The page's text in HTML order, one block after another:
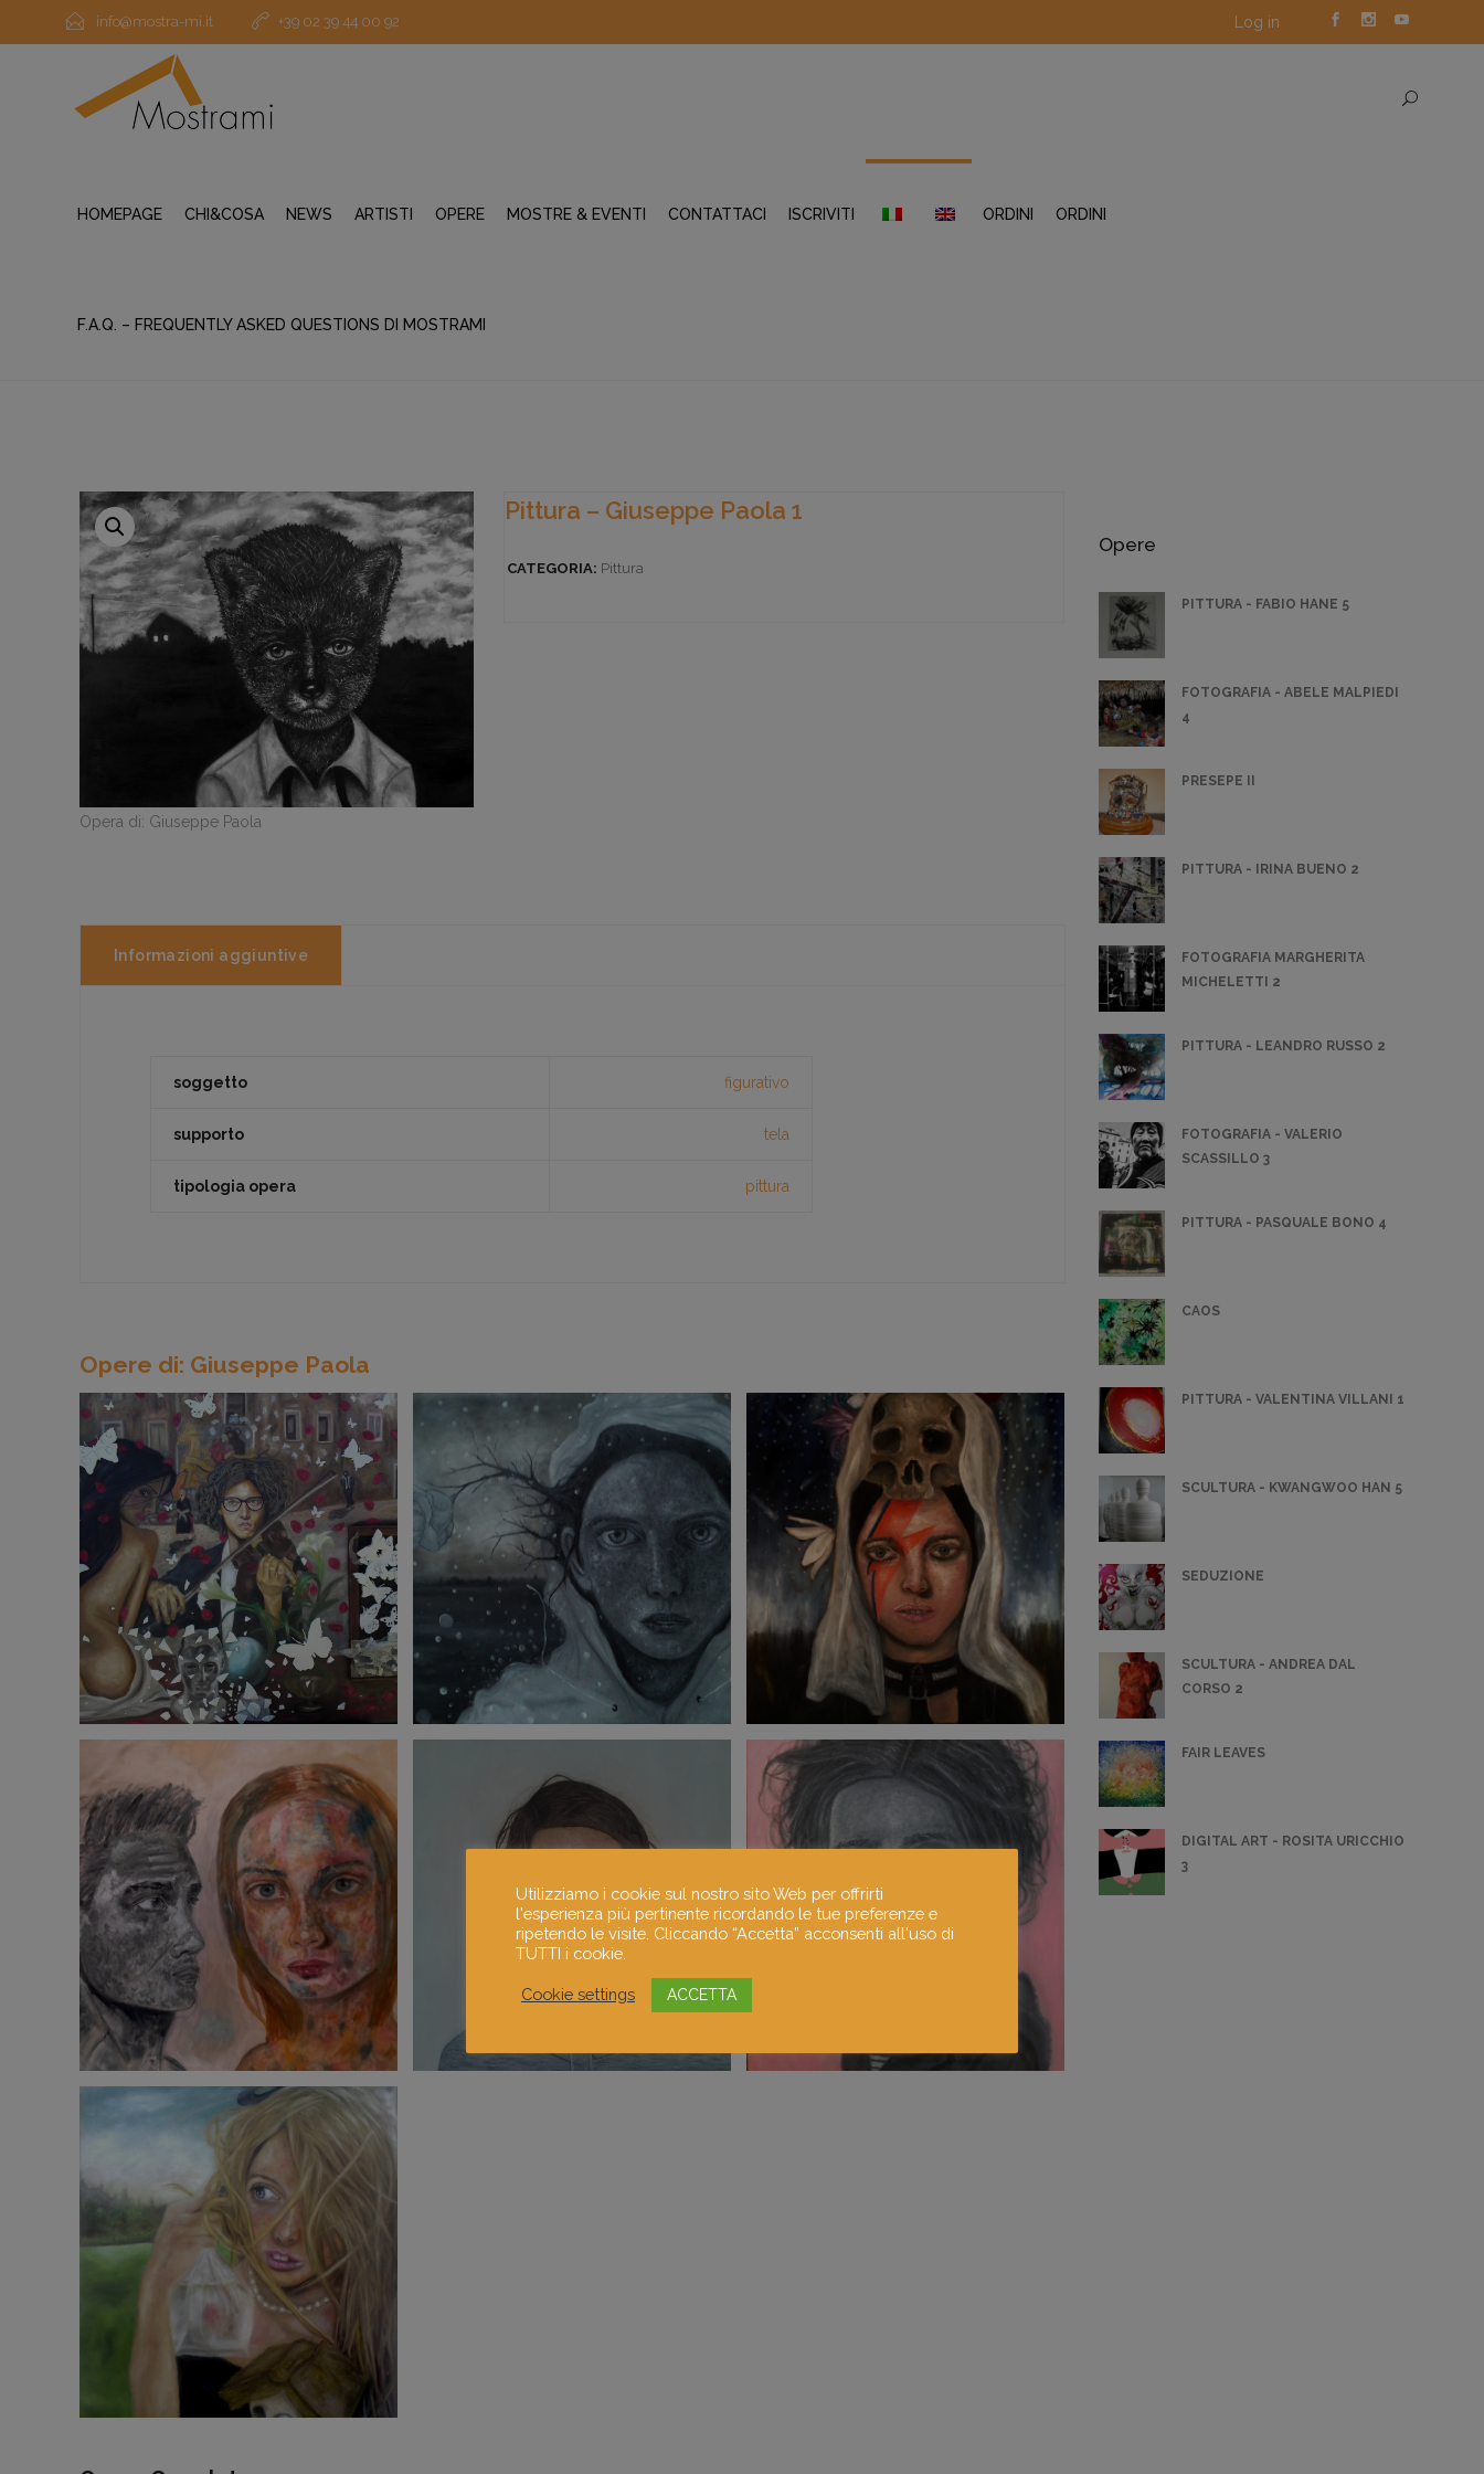
info@mostra-mi.it +39 02 39 44 00 92 Log in
HOMEPAGE CHI&COSA NEWS ARTISTI OPERE MOSTRE & EVENTI CONTATTACI ISCRIVITI ORDINI ORDINI
F.A.Q. – FREQUENTLY ASKED QUESTIONS DI MOSTRAMI
Opera di: Giuseppe Paola
Pittura – Giuseppe Paola 1
CATEGORIA: Pittura
Informazioni aggiuntive
soggetto figurativo
supporto tela
tipologia opera pittura
Opere di: Giuseppe Paola
Opere
PITTURA - FABIO HANE 5
FOTOGRAFIA - ABELE MALPIEDI
4
PRESEPE II
PITTURA - IRINA BUENO 2
FOTOGRAFIA MARGHERITA
MICHELETTI 2
PITTURA - LEANDRO RUSSO 2
FOTOGRAFIA - VALERIO
SCASSILLO 3
PITTURA - PASQUALE BONO 4
CAOS
PITTURA - VALENTINA VILLANI 1
SCULTURA - KWANGWOO HAN 5
SEDUZIONE
SCULTURA - ANDREA DAL
CORSO 2
FAIR LEAVES
DIGITAL ART - ROSITA URICCHIO
3
Utilizziamo i cookie sul nostro sito Web per offrirti
l'esperienza più pertinente ricordando le tue preferenze e
ripetendo le visite. Cliccando “Accetta” acconsenti all'uso di
TUTTI i cookie.
Cookie settings ACCETTA